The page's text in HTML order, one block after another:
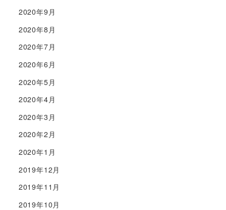
2020年9月
2020年8月
2020年7月
2020年6月
2020年5月
2020年4月
2020年3月
2020年2月
2020年1月
2019年12月
2019年11月
2019年10月